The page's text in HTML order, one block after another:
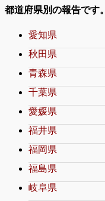
都道府県別の報告です。
愛知県
秋田県
青森県
千葉県
愛媛県
福井県
福岡県
福島県
岐阜県